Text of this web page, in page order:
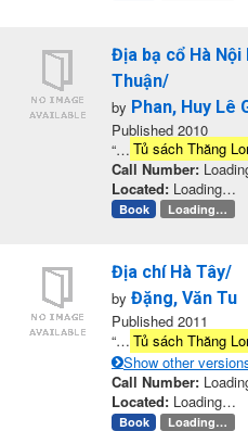
Địa bạ cổ Hà Nội
Thuận/
by Phan, Huy Lê
Published 2010
“… Tủ sách Thăng
Call Number:
Located: Loading…
Book Loading…
Địa chí Hà Tây/
by Đặng, Văn Tu
Published 2011
“… Tủ sách Thăng
Show other
Call Number:
Located: Loading…
Book Loading…